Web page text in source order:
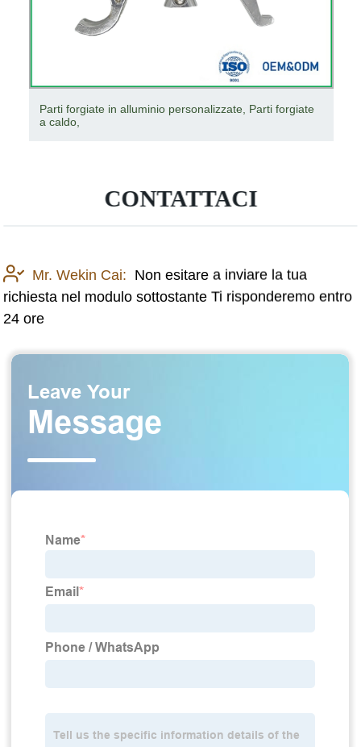
Parti di lavorazione ad alta precisione competitive Parti
di lavorazione e tornitura CNC personalizzate
CONTATTACI
Mr. Wekin Cai: Non esitare a inviare la tua
richiesta nel modulo sottostante Ti risponderemo entro
24 ore